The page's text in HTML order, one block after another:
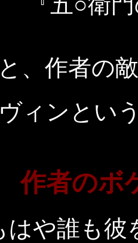
と、作者の
ィンとい
作者のボ
はや誰も